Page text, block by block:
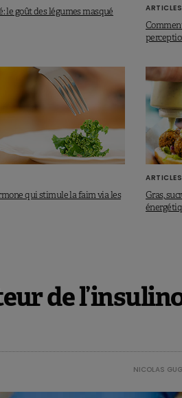
le goût des légumes masqué
ARTICLES
qui stimule la faim via les
ARTICLES
Gras,
de
NICOLAS